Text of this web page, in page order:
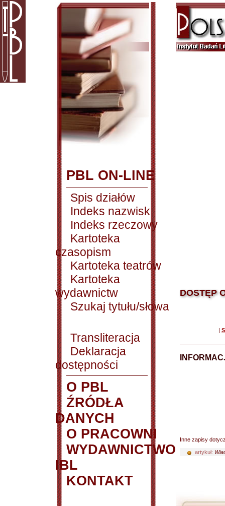
PBL ON-LINE
Spis działów
Indeks nazwisk
Indeks rzeczowy
Kartoteka
czasopism
Kartoteka teatrów
Kartoteka
wydawnictw
Szukaj tytułu/słowa
Transliteracja
Deklaracja
dostępności
O PBL
ŹRÓDŁA
DANYCH
O PRACOWNI
WYDAWNICTWO
IBL
KONTAKT
DOSTĘP
|
Inne zapisy
artykuł: